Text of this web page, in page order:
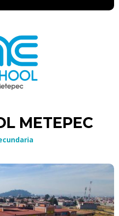
METEPEC